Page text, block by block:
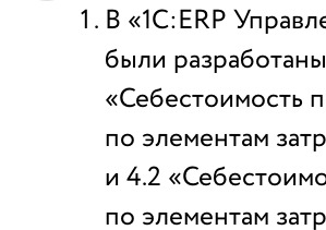
В «1С:ERP
были
«Себестоимость
по элементам
и 4.2
по элементам